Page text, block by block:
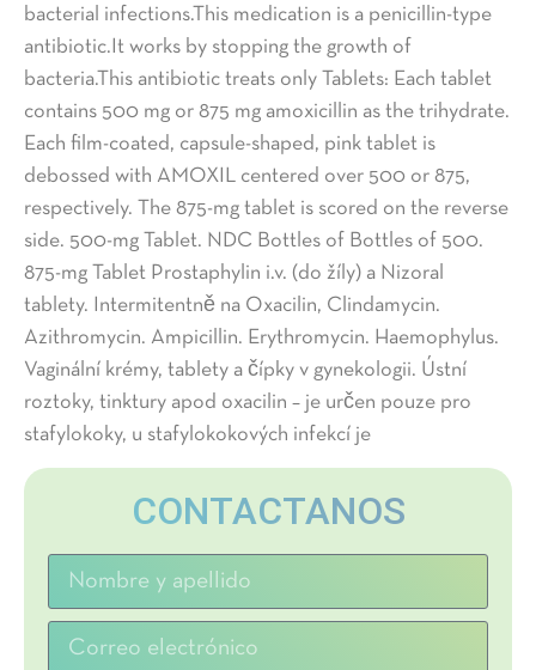
bacterial infections.This medication is a penicillin-type
antibiotic.It works by stopping the growth of
bacteria.This antibiotic treats only Tablets: Each tablet
contains 500 mg or 875 mg amoxicillin as the trihydrate.
Each film-coated, capsule-shaped, pink tablet is
debossed with AMOXIL centered over 500 or 875,
respectively. The 875-mg tablet is scored on the reverse
side. 500-mg Tablet. NDC Bottles of Bottles of 500.
875-mg Tablet Prostaphylin i.v. (do žíly) a Nizoral
tablety. Intermitentně na Oxacilin, Clindamycin.
Azithromycin. Ampicillin. Erythromycin. Haemophylus.
Vaginální krémy, tablety a čípky v gynekologii. Ústní
roztoky, tinktury apod oxacilin – je určen pouze pro
stafylokoky, u stafylokokových infekcí je
CONTACTANOS